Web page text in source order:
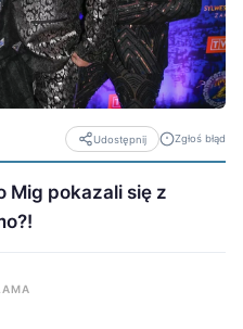
Udostępnij Zgłoś błąd
Mig pokazali się z